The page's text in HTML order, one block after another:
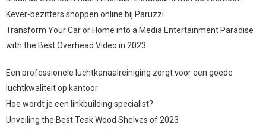
Kever-bezitters shoppen online bij Paruzzi
Transform Your Car or Home into a Media Entertainment Paradise
with the Best Overhead Video in 2023
Een professionele luchtkanaalreiniging zorgt voor een goede
luchtkwaliteit op kantoor
Hoe wordt je een linkbuilding specialist?
Unveiling the Best Teak Wood Shelves of 2023